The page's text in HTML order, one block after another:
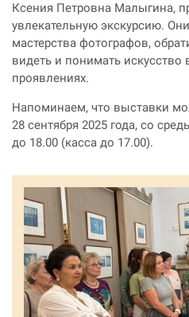
Ксения Петровна Малыгина,
увлекательную экскурсию.
мастерства фотографов,
видеть и понимать искусство
проявлениях.
Напоминаем, что выставки
28 сентября 2025 года, со
до 18.00 (касса до 17.00).